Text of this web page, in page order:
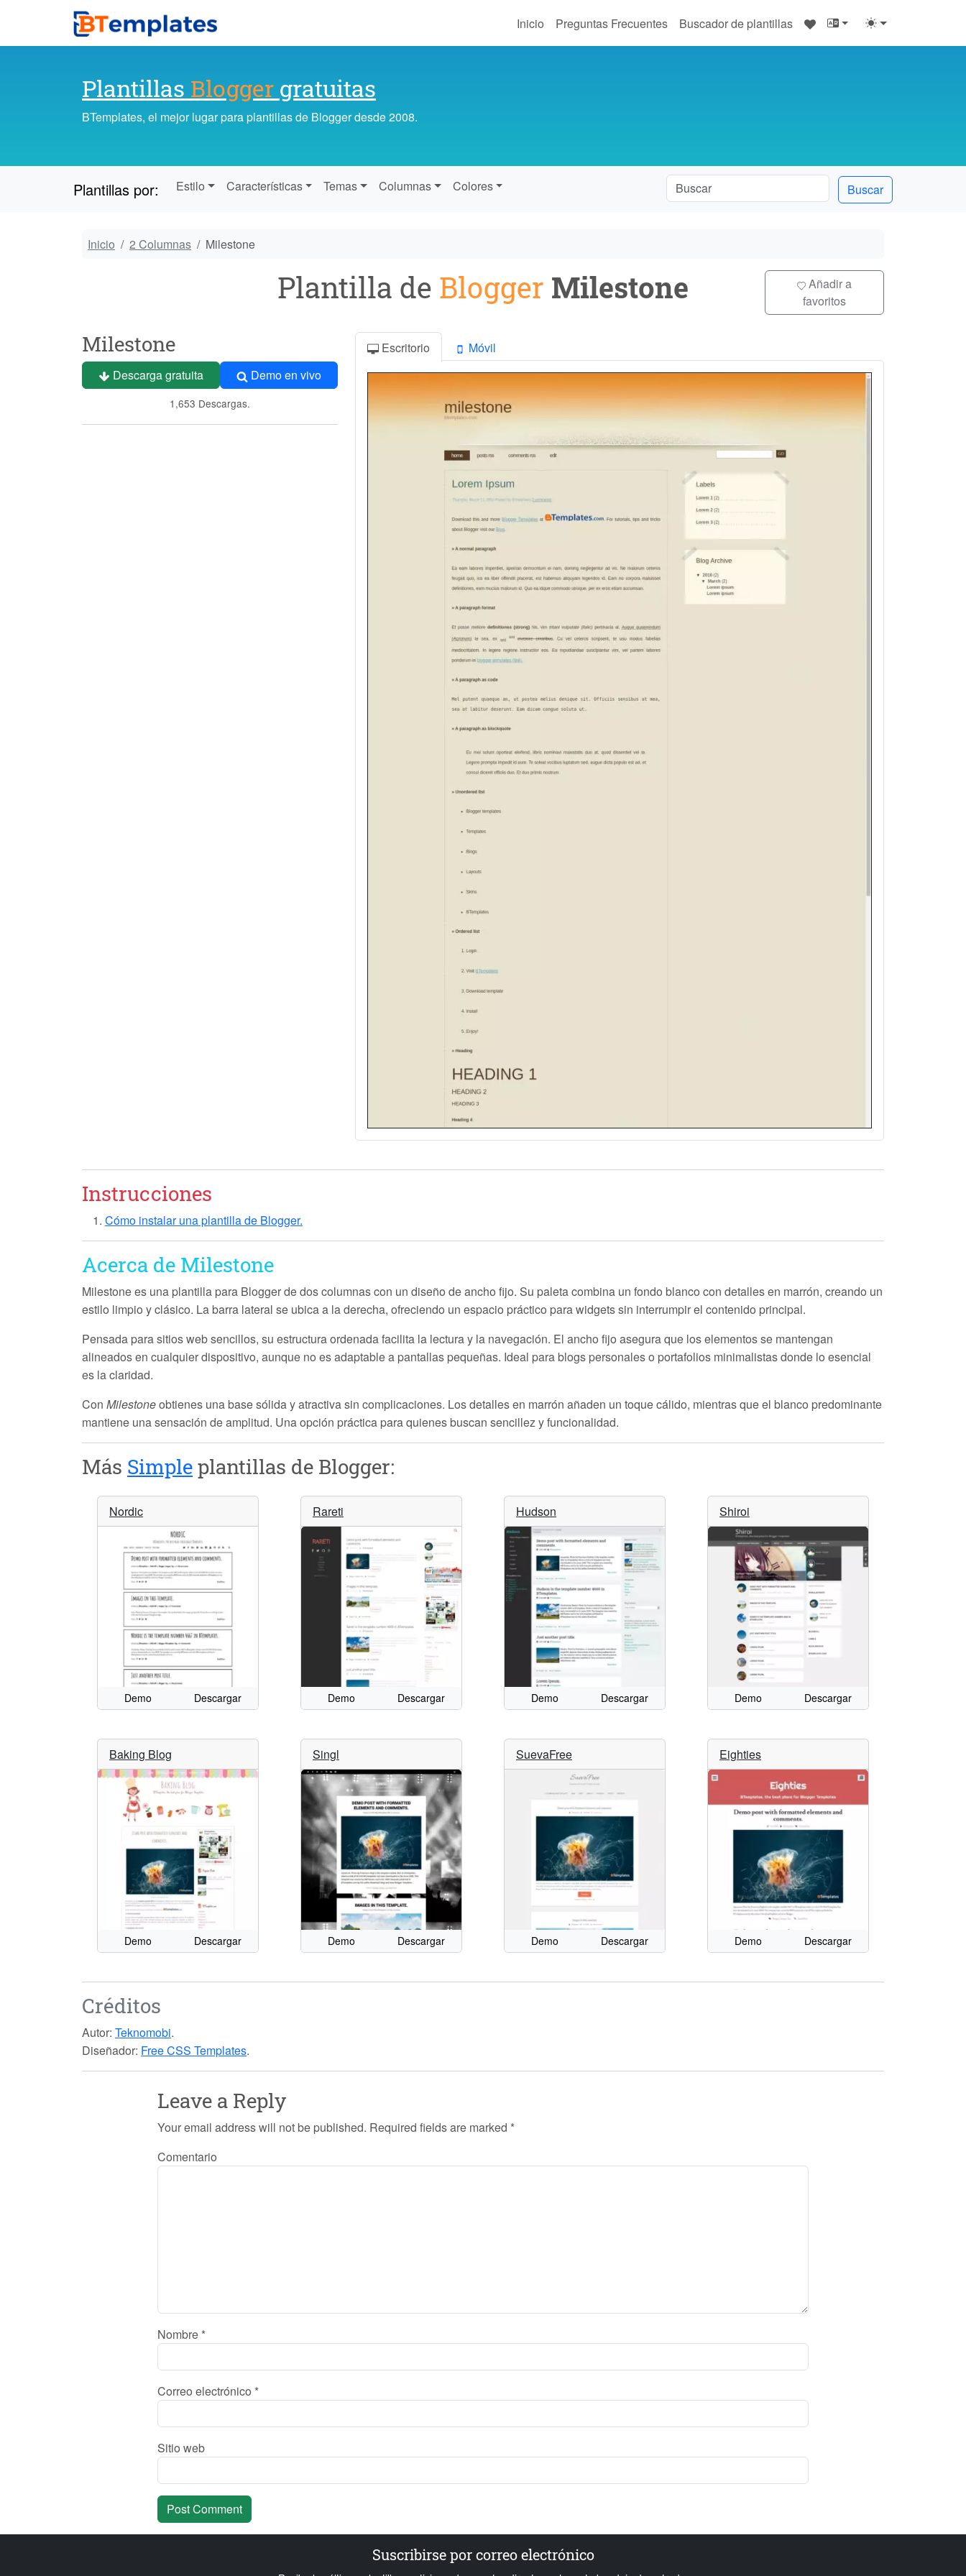
Inicio Preguntas Frecuentes Buscador de plantillas ♥
Plantillas Blogger gratuitas
BTemplates, el mejor lugar para plantillas de Blogger desde 2008.
Plantillas por: Estilo Características Temas Columnas Colores Buscar
Inicio 2 Columnas Milestone
Plantilla de Blogger Milestone
Añadir a
favoritos
Milestone
Descarga gratuita Demo en vivo
1,653 Descargas.
Escritorio Móvil
Instrucciones
Cómo instalar una plantilla de Blogger.
Acerca de Milestone
Milestone es una plantilla para Blogger de dos columnas con un diseño de ancho fijo. Su paleta combina un fondo blanco con detalles en marrón, creando un
estilo limpio y clásico. La barra lateral se ubica a la derecha, ofreciendo un espacio práctico para widgets sin interrumpir el contenido principal.
Pensada para sitios web sencillos, su estructura ordenada facilita la lectura y la navegación. El ancho fijo asegura que los elementos se mantengan
alineados en cualquier dispositivo, aunque no es adaptable a pantallas pequeñas. Ideal para blogs personales o portafolios minimalistas donde lo esencial
es la claridad.
Con Milestoneobtienes una base sólida y atractiva sin complicaciones. Los detalles en marrón añaden un toque cálido, mientras que el blanco predominante
mantiene una sensación de amplitud. Una opción práctica para quienes buscan sencillez y funcionalidad.
Más Simpleplantillas de Blogger:
Nordic
Demo Descargar
Rareti
Demo Descargar
Hudson
Demo Descargar
Shiroi
Demo Descargar
Baking Blog
Demo Descargar
Singl
Demo Descargar
SuevaFree
Demo Descargar
Eighties
Demo Descargar
Créditos
Autor: Teknomobi.
Diseñador: Free CSS Templates.
Leave a Reply
Your email address will not be published. Required fields are marked *
Comentario
Nombre *
Correo electrónico *
Sitio web
Suscribirse por correo electrónico